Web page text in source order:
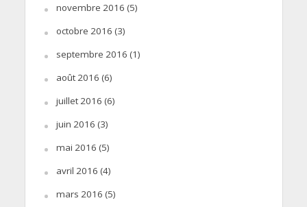
novembre 2016 (5)
octobre 2016 (3)
septembre 2016 (1)
août 2016 (6)
juillet 2016 (6)
juin 2016 (3)
mai 2016 (5)
avril 2016 (4)
mars 2016 (5)